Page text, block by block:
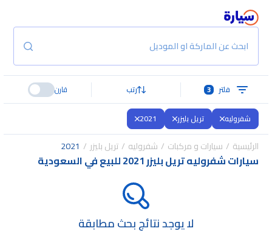
ابحث عن الماركة او الموديل
فلتر 3 رتب قارن
شفروليه تريل بليزر 2021
الرئيسية سيارات و مركبات شفروليه تريل بليزر 2021
سيارات شفروليه تريل بليزر 2021 للبيع في السعودية
لا يوجد نتائج بحث مطابقة